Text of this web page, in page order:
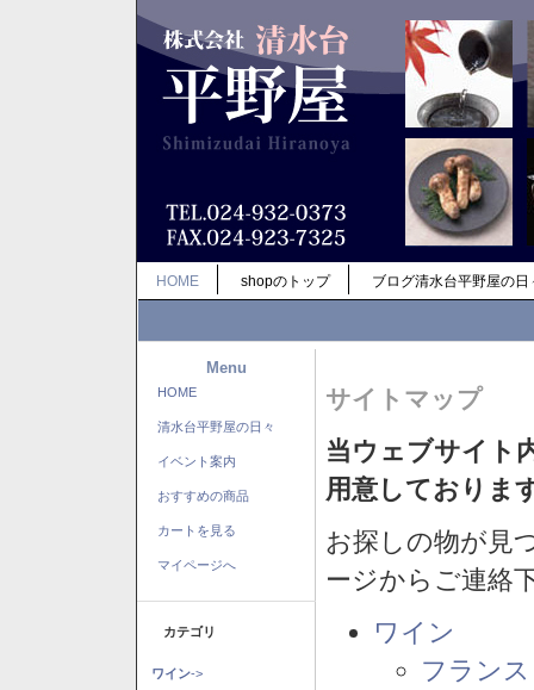
HOME shopのトップ ブログ清水台平野屋の日
Menu
HOME
清水台平野屋の日々
イベント案内
おすすめの商品
カートを見る
マイページへ
カテゴリ
ワイン->
サイトマップ
当ウェブサイト
用意しておりま
お探しの物が見
ージからご連絡
ワイン
フランス